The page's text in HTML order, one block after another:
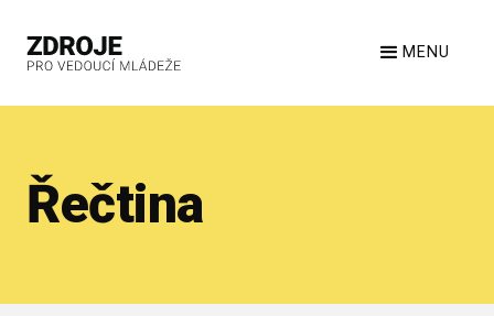
MENU
Řečtina